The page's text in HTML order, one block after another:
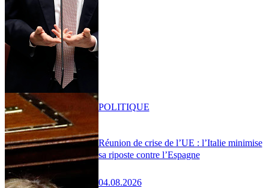
Réunion de crise de l’UE : l’Italie minimise
sa riposte contre l’Espagne
04.08.2026
POLITIQUE